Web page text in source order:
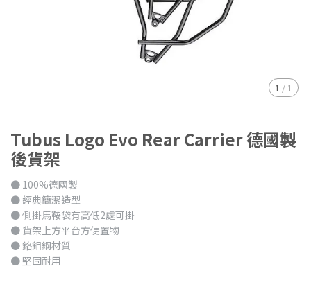
1 / 1
Tubus Logo Evo Rear Carrier 德國製
後貨架
● 100%德國製
● 經典簡潔造型
● 側掛馬鞍袋有高低2處可掛
● 貨架上方平台方便置物
● 鉻鉬鋼材質
● 堅固耐用